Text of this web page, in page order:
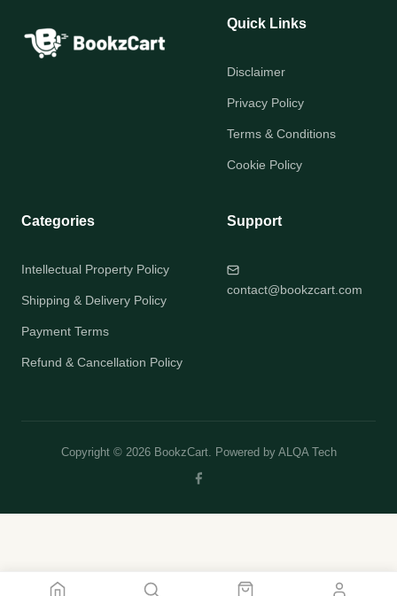
Quick Links
Disclaimer
Privacy Policy
Terms & Conditions
Cookie Policy
Categories
Intellectual Property Policy
Shipping & Delivery Policy
Payment Terms
Refund & Cancellation Policy
Support
contact@bookzcart.com
Copyright © 2026 BookzCart. Powered by ALQA Tech